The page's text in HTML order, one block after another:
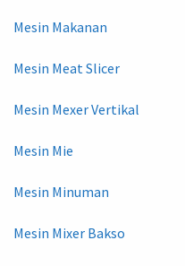
Mesin Makanan
Mesin Meat Slicer
Mesin Mexer Vertikal
Mesin Mie
Mesin Minuman
Mesin Mixer Bakso